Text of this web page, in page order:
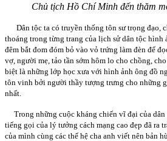
Chủ tịch Hồ Chí Minh đến thăm
Dân tộc ta có truyền thống tôn sư trọng đạo,
thoáng trong từng trang của lịch sử dân tộc hình
đêm bắt đom đóm bỏ vào vỏ trứng làm đèn để
vợ, người mẹ, tảo tần sớm hôm lo cho chồng,
biệt là những lớp học xưa với hình ảnh ông đồ
tôn vinh bởi người thầy tượng trưng cho những
nhất.
Trong những cuộc kháng chiến vĩ đại của
tiếng gọi của lý tưởng cách mạng cao đẹp đã ra
của mình cùng các thế hệ cha anh viết nên bản